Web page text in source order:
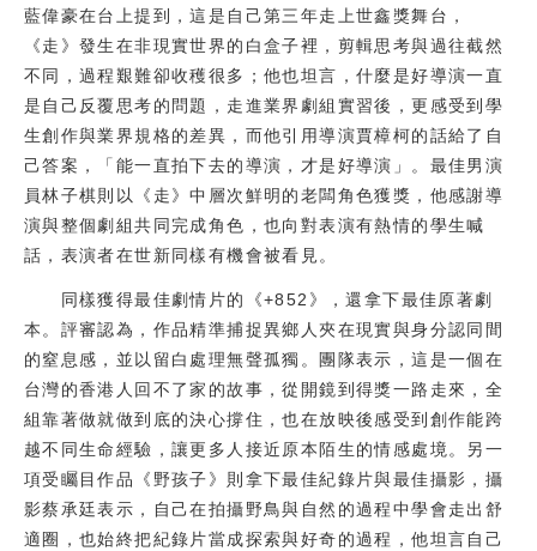
藍偉豪在台上提到，這是自己第三年走上世鑫獎舞台，
《走》發生在非現實世界的白盒子裡，剪輯思考與過往截然
不同，過程艱難卻收穫很多；他也坦言，什麼是好導演一直
是自己反覆思考的問題，走進業界劇組實習後，更感受到學
生創作與業界規格的差異，而他引用導演賈樟柯的話給了自
己答案，「能一直拍下去的導演，才是好導演」。最佳男演
員林子棋則以《走》中層次鮮明的老闆角色獲獎，他感謝導
演與整個劇組共同完成角色，也向對表演有熱情的學生喊
話，表演者在世新同樣有機會被看見。
同樣獲得最佳劇情片的《+852》，還拿下最佳原著劇
本。評審認為，作品精準捕捉異鄉人夾在現實與身分認同間
的窒息感，並以留白處理無聲孤獨。團隊表示，這是一個在
台灣的香港人回不了家的故事，從開鏡到得獎一路走來，全
組靠著做就做到底的決心撐住，也在放映後感受到創作能跨
越不同生命經驗，讓更多人接近原本陌生的情感處境。另一
項受矚目作品《野孩子》則拿下最佳紀錄片與最佳攝影，攝
影蔡承廷表示，自己在拍攝野鳥與自然的過程中學會走出舒
適圈，也始終把紀錄片當成探索與好奇的過程，他坦言自己